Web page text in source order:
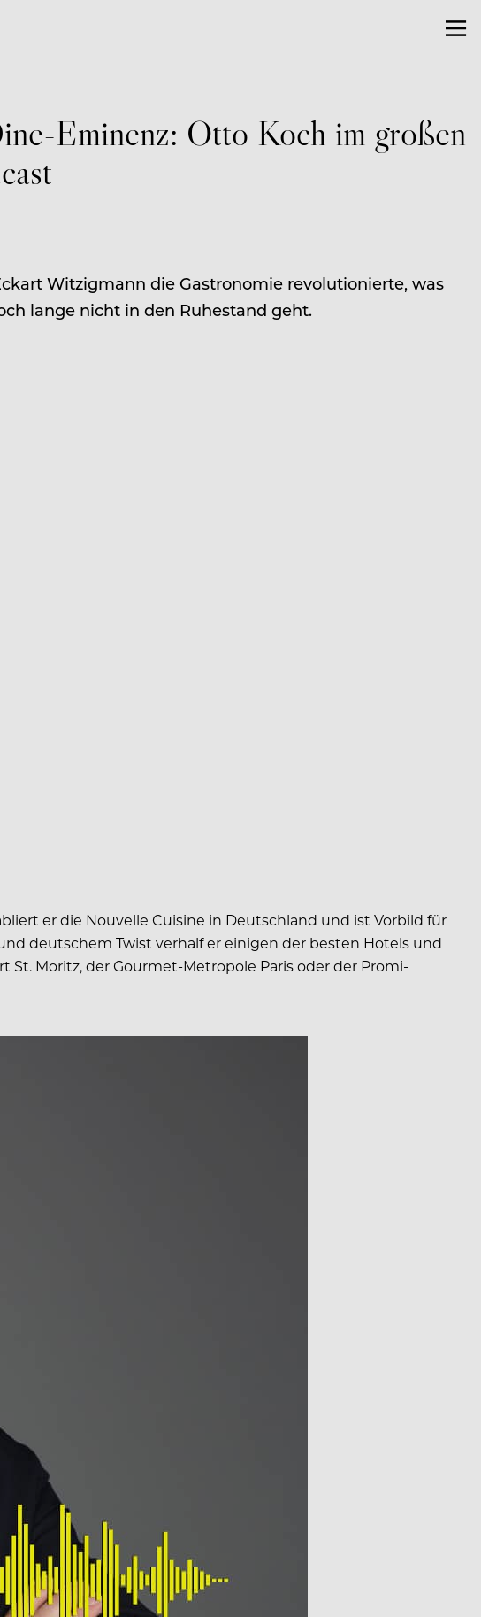
Eminenz: Otto Koch im großen
Witzigmann die Gastronomie revolutionierte, was
lange nicht in den Ruhestand geht.
er die Nouvelle Cuisine in Deutschland und ist Vorbild für
deutschem Twist verhalf er einigen der besten Hotels und
St. Moritz, der Gourmet-Metropole Paris oder der Promi-